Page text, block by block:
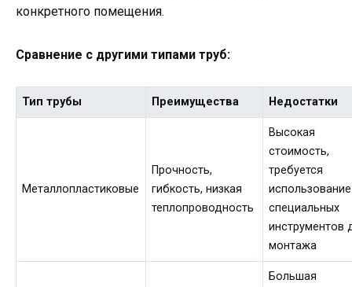
конкретного помещения.
Сравнение с другими типами труб:
Тип трубы Преимущества Недостатки
Металлопластиковые
Прочность,
гибкость, низкая
теплопроводность
Высокая
стоимость,
требуется
использование
специальных
инструментов
монтажа
Большая